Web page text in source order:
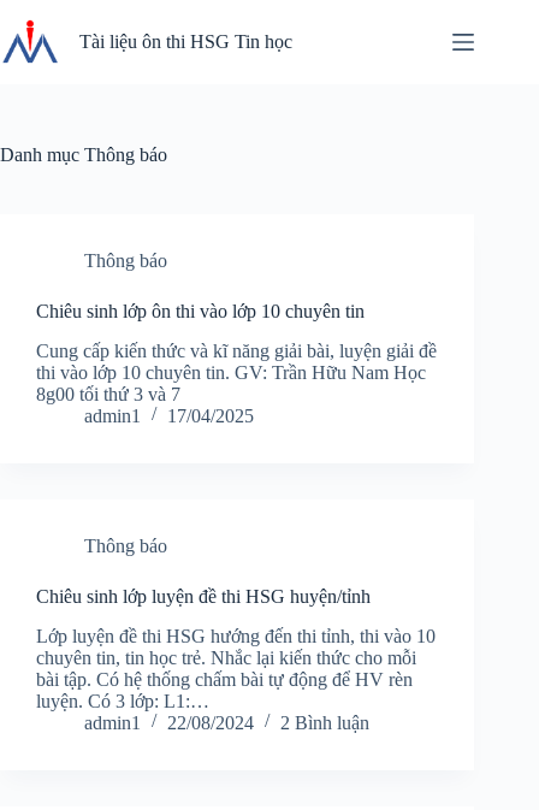
đến
phần
Tài liệu ôn thi HSG Tin học
Danh mục Thông báo
Thông báo
Chiêu sinh lớp ôn thi vào lớp 10 chuyên tin
Cung cấp kiến thức và kĩ năng giải bài, luyện giải đề
thi vào lớp 10 chuyên tin. GV: Trần Hữu Nam Học
8g00 tối thứ 3 và 7
admin1
17/04/2025
Thông báo
Chiêu sinh lớp luyện đề thi HSG huyện/tỉnh
Lớp luyện đề thi HSG hướng đến thi tỉnh, thi vào 10
chuyên tin, tin học trẻ. Nhắc lại kiến thức cho mỗi
bài tập. Có hệ thống chấm bài tự động để HV rèn
luyện. Có 3 lớp: L1:…
admin1
22/08/2024 2 Bình luận